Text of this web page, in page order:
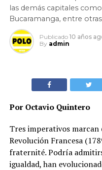
las demás capitales
Bucaramanga, entre
Publicado 10 años
By admin
Por Octavio Quintero
Tres imperativos marcan
Revolución Francesa
fraternité. Podría
igualdad, han